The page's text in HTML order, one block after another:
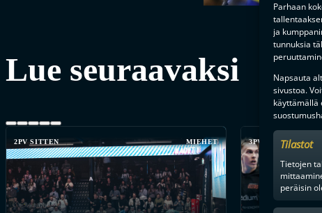
Parhaan
ja
tunnuksia
Napsauta
sivustoa.
käyttämällä
Tilastot
Tietojen
peräisin
Lue seuraavaksi
2PV SITTEN MIEHET 3PV SITTEN